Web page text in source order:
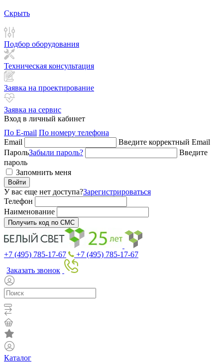
Скрыть
Подбор оборудования
Техническая консультация
Заявка на проектирование
Заявка на сервис
Вход в личный кабинет
По E-mail По номеру телефона
Email
Введите корректный Email
ПарольЗабыли пароль?
Введите
пароль
Запомнить меня
Войти
У вас еще нет доступа?Зарегистрироваться
Телефон
Наименование
Получить код по СМС
+7 (495) 785-17-67
+7 (495) 785-17-67
Заказать звонок
Каталог